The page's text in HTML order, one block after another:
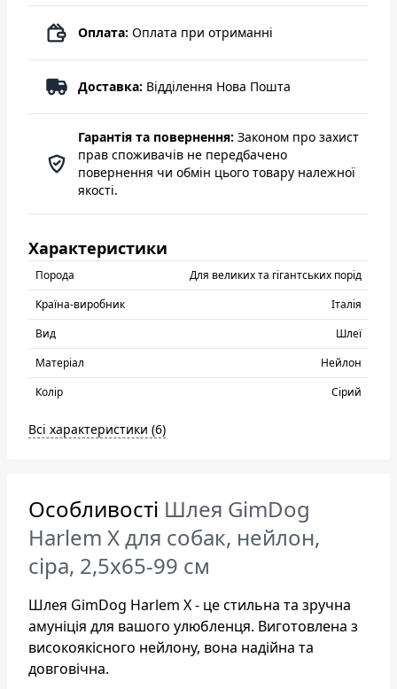
Оплата: Оплата при отриманні
Доставка: Відділення Нова Пошта
Гарантія та повернення: Законом про захист
прав споживачів не передбачено
повернення чи обмін цього товару належної
якості.
Характеристики
Порода
Для великих та гігантських порід
Країна-виробник
Італія
Вид
Шлеї
Матеріал
Нейлон
Колір
Сірий
Всі характеристики (6)
Особливості Шлея GimDog
Harlem X для собак, нейлон,
сіра, 2,5х65-99 см
Шлея GimDog Harlem X - це стильна та зручна
амуніція для вашого улюбленця. Виготовлена з
високоякісного нейлону, вона надійна та
довговічна.